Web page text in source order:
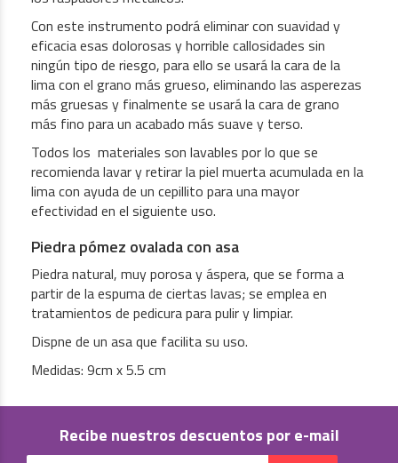
Con este instrumento podrá eliminar con suavidad y
eficacia esas dolorosas y horrible callosidades sin
ningún tipo de riesgo, para ello se usará la cara de la
lima con el grano más grueso, eliminando las asperezas
más gruesas y finalmente se usará la cara de grano
más fino para un acabado más suave y terso.
Todos los materiales son lavables por lo que se
recomienda lavar y retirar la piel muerta acumulada en la
lima con ayuda de un cepillito para una mayor
efectividad en el siguiente uso.
Piedra pómez ovalada con asa
Piedra natural, muy porosa y áspera, que se forma a
partir de la espuma de ciertas lavas; se emplea en
tratamientos de pedicura para pulir y limpiar.
Dispne de un asa que facilita su uso.
Medidas: 9cm x 5.5 cm
Recibe nuestros descuentos por e-mail